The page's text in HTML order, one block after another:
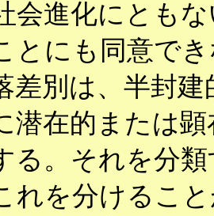
会進化にとも
とにも同意で
差別は、半封
潜在的または
る。それを分
れを分けるこ